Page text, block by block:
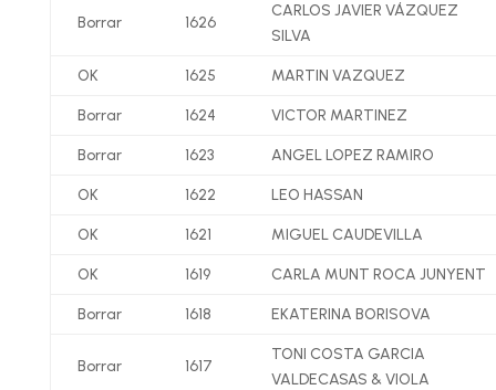
Borrar 1626
CARLOS JAVIER VÁZQUEZ
SILVA
OK 1625 MARTIN VAZQUEZ
Borrar 1624 VICTOR MARTINEZ
Borrar 1623 ANGEL LOPEZ RAMIRO
OK 1622 LEO HASSAN
OK 1621 MIGUEL CAUDEVILLA
OK 1619 CARLA MUNT ROCA JUNYENT
Borrar 1618 EKATERINA BORISOVA
Borrar 1617
TONI COSTA GARCIA
VALDECASAS & VIOLA